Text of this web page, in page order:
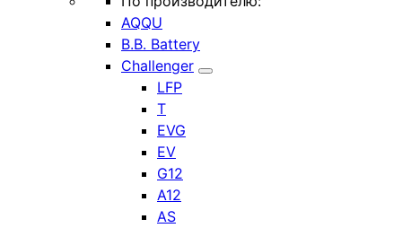
AQQU
B.B. Battery
Challenger
LFP
T
EVG
EV
G12
A12
AS